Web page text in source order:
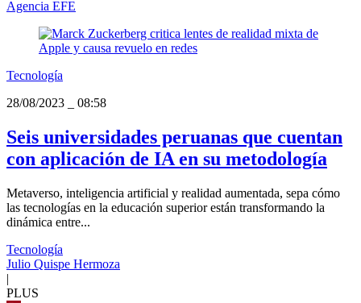
Agencia EFE
Tecnología
28/08/2023
08:58
Seis universidades peruanas que cuentan
con aplicación de IA en su metodología
Metaverso, inteligencia artificial y realidad aumentada, sepa cómo
las tecnologías en la educación superior están transformando la
dinámica entre...
Tecnología
Julio Quispe Hermoza
|
PLUS